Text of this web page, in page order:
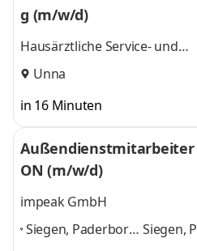
g (m/w/d)
Hausärztliche Service- und
Wirtschaftsgesellschaft mbH
Unna
in 16 Minuten
ON (m/w/d)
impeak GmbH
Siegen, Paderborn, Siegen,